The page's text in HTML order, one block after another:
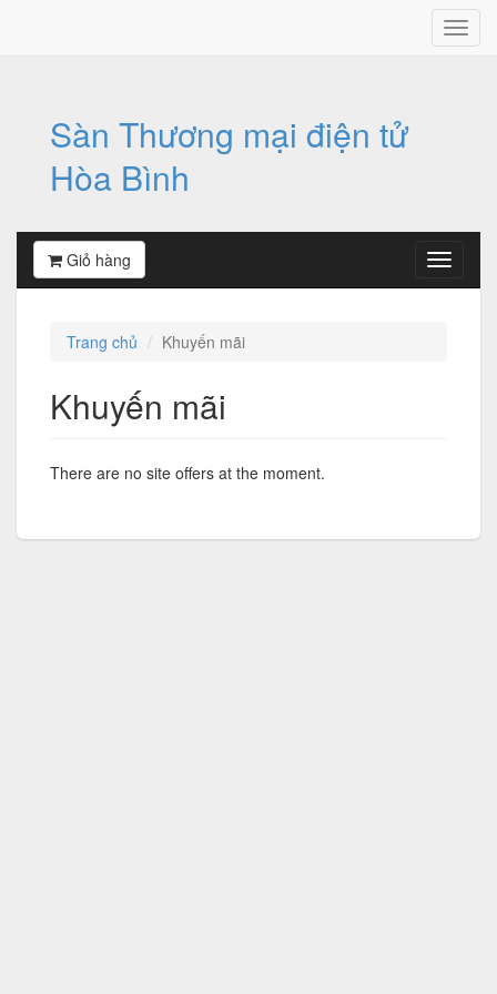
Sàn Thương mại điện tử
Hòa Bình
Giỏ hàng
Trang chủ Khuyến mãi
Khuyến mãi
There are no site offers at the moment.